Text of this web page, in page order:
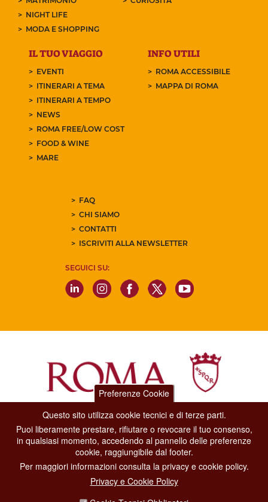
NIGHT LIFE
MODA E SHOPPING
IL TUO VIAGGIO
EVENTI
ITINERARI A TEMA
ITINERARI A TEMPO
NEWS
ROMA FREE/LOW COST
FOOD & WINE
MARE
INFO UTILI
ROMA ACCESSIBILE
MAPPA DI ROMA
FAQ
CHI SIAMO
CONTATTI
ISCRIVITI ALLA NEWSLETTER
SEGUICI SU:
Dipartimento Grandi Eventi, Sport, Turismo e Moda.
Via di San Basilio, 51
00187 Roma
CONTACT CENTER TEL. 06 06 08
CONTATTA LA REDAZIONE
Preferenze Cookie
Questo sito utilizza cookie tecnici e di terze parti.
Puoi liberamente prestare, rifiutare o revocare il tuo consenso,
in qualsiasi momento, accedendo al pannello delle preferenze
cookie, raggiungibile dal footer.
Per maggiori informazioni consulta la privacy e cookie policy.
Privacy e Cookie Policy